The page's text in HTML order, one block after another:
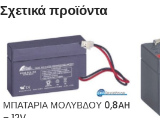
Σχετικά προϊόντα
ΜΠΑΤΑΡΙΑ ΜΟΛΥΒΔΟΥ 0,8AH